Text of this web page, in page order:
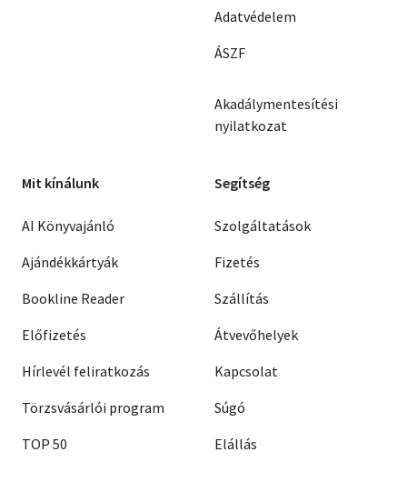
Adatvédelem
ÁSZF
Akadálymentesítési
nyilatkozat
Mit kínálunk
AI Könyvajánló
Ajándékkártyák
Bookline Reader
Előfizetés
Hírlevél feliratkozás
Törzsvásárlói program
TOP 50
Segítség
Szolgáltatások
Fizetés
Szállítás
Átvevőhelyek
Kapcsolat
Súgó
Elállás